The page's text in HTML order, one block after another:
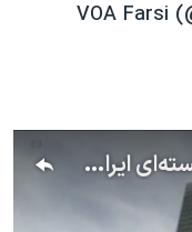
آیا آمریکا و اروپا درباره توافق هسته‌ای ایران در کنفرانس امنیتی مونیخ به تفاهم می‌رسند؟